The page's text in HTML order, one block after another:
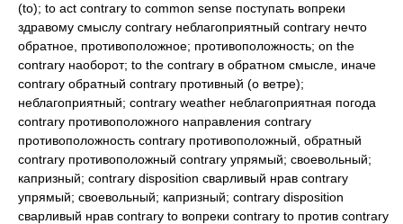
(to); to act contrary to common sense поступать вопреки
здравому смыслу contrary неблагоприятный contrary нечто
обратное, противоположное; противоположность; on the
contrary наоборот; to the contrary в обратном смысле, иначе
contrary обратный contrary противный (о ветре);
неблагоприятный; contrary weather неблагоприятная погода
contrary противоположного направления contrary
противоположность contrary противоположный, обратный
contrary противоположный contrary упрямый; своевольный;
капризный; contrary disposition сварливый нрав contrary
упрямый; своевольный; капризный; contrary disposition
сварливый нрав contrary to вопреки contrary to против contrary